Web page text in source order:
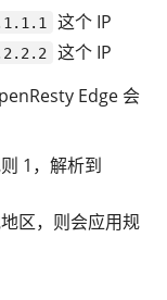
这个 IP
这个 IP
Edge 会
1，解析到
区，则会应用规